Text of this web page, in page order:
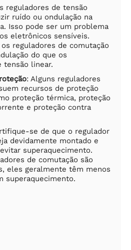
reguladores de tensão
ruído ou ondulação na
Isso pode ser um problema
eletrônicos sensíveis.
reguladores de comutação
do que os
tensão linear.
: Alguns reguladores
recursos de proteção
proteção térmica, proteção
e proteção contra
se de que o regulador
devidamente montado e
superaquecimento.
de comutação são
eles geralmente têm menos
superaquecimento.